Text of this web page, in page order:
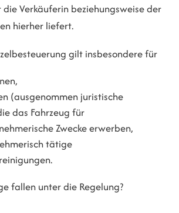
Verkäuferin beziehungsweise der
hierher liefert.
gilt insbesondere für
(ausgenommen juristische
das Fahrzeug für
Zwecke erwerben,
tätige
fallen unter die Regelung?